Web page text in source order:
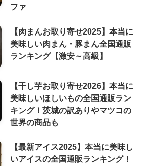
ファ
【肉まんお取り寄せ2025】本当に
美味しい肉まん・豚まん全国通販
ランキング【激安～高級】
【干し芋お取り寄せ2026】本当に
美味しいほしいもの全国通販ラン
キング！茨城の訳ありやマツコの
世界の商品も
【最新アイス2025】本当に美味し
いアイスの全国通販ランキング！